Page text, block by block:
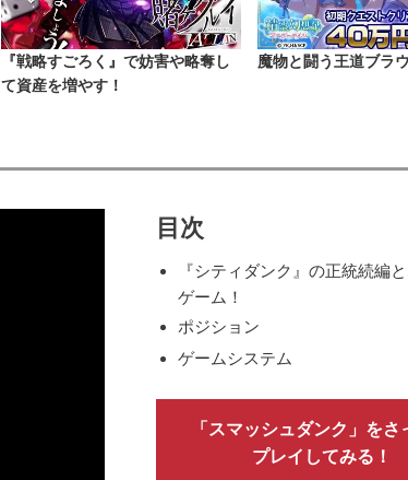
『戦略すごろく』で妨害や略奪し
て資産を増やす！
魔物と闘う王道ブラ
目次
『シティダンク』の正統続編
ゲーム！
ポジション
ゲームシステム
「スマッシュダンク」をさ
プレイしてみる！